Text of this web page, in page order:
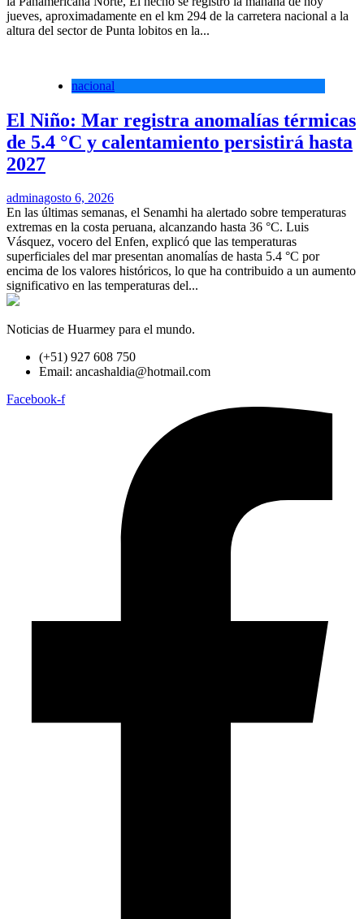
jueves, aproximadamente en el km 294 de la carretera nacional a la
altura del sector de Punta lobitos en la...
nacional
El Niño: Mar registra anomalías térmicas
de 5.4 °C y calentamiento persistirá hasta
2027
adminagosto 6, 2026
En las últimas semanas, el Senamhi ha alertado sobre temperaturas
extremas en la costa peruana, alcanzando hasta 36 °C. Luis
Vásquez, vocero del Enfen, explicó que las temperaturas
superficiales del mar presentan anomalías de hasta 5.4 °C por
encima de los valores históricos, lo que ha contribuido a un aumento
significativo en las temperaturas del...
Noticias de Huarmey para el mundo.
(+51) 927 608 750
Email: ancashaldia@hotmail.com
Facebook-f